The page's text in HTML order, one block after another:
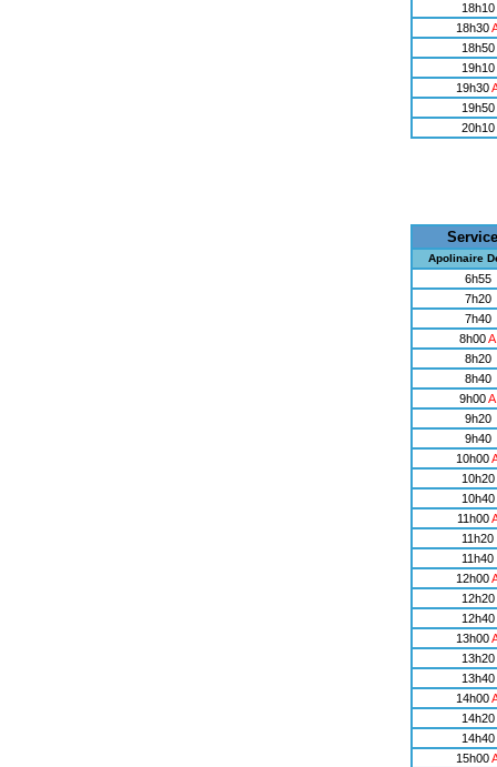
18h10
18h30
18h50
19h10
19h30
19h50
20h10
Apolinaire
6h55
7h20
7h40
8h00A
8h20
8h40
9h00A
9h20
9h40
10h00
10h20
10h40
11h00
11h20
11h40
12h00
12h20
12h40
13h00
13h20
13h40
14h00
14h20
14h40
15h00